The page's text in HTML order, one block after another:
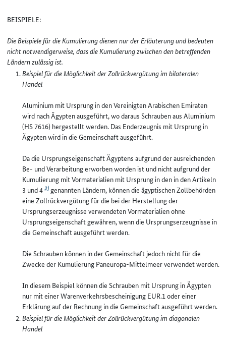
BEISPIELE:
Die Beispiele für die Kumulierung dienen nur der Erläuterung und bedeuten
nicht notwendigerweise, dass die Kumulierung zwischen den betreffenden
Ländern zulässig ist.
Beispiel für die Möglichkeit der Zollrückvergütung im bilateralen
Handel
Aluminium mit Ursprung in den Vereinigten Arabischen Emiraten
wird nach Ägypten ausgeführt, wo daraus Schrauben aus Aluminium
(HS 7616) hergestellt werden. Das Enderzeugnis mit Ursprung in
Ägypten wird in die Gemeinschaft ausgeführt.
Da die Ursprungseigenschaft Ägyptens aufgrund der ausreichenden
Be- und Verarbeitung erworben worden ist und nicht aufgrund der
Kumulierung mit Vormaterialien mit Ursprung in den in den Artikeln
3 und 42)genannten Ländern, können die ägyptischen Zollbehörden
eine Zollrückvergütung für die bei der Herstellung der
Ursprungserzeugnisse verwendeten Vormaterialien ohne
Ursprungseigenschaft gewähren, wenn die Ursprungserzeugnisse in
die Gemeinschaft ausgeführt werden.
Die Schrauben können in der Gemeinschaft jedoch nicht für die
Zwecke der Kumulierung Paneuropa-Mittelmeer verwendet werden.
In diesem Beispiel können die Schrauben mit Ursprung in Ägypten
nur mit einer Warenverkehrsbescheinigung EUR.1 oder einer
Erklärung auf der Rechnung in die Gemeinschaft ausgeführt werden.
Beispiel für die Möglichkeit der Zollrückvergütung im diagonalen
Handel